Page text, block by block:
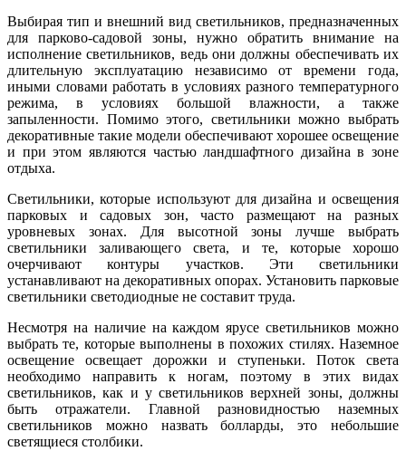
Выбирая тип и внешний вид светильников, предназначенных
для парково-садовой зоны, нужно обратить внимание на
исполнение светильников, ведь они должны обеспечивать их
длительную эксплуатацию независимо от времени года,
иными словами работать в условиях разного температурного
режима, в условиях большой влажности, а также
запыленности. Помимо этого, светильники можно выбрать
декоративные такие модели обеспечивают хорошее освещение
и при этом являются частью ландшафтного дизайна в зоне
отдыха.
Светильники, которые используют для дизайна и освещения
парковых и садовых зон, часто размещают на разных
уровневых зонах. Для высотной зоны лучше выбрать
светильники заливающего света, и те, которые хорошо
очерчивают контуры участков. Эти светильники
устанавливают на декоративных опорах. Установить парковые
светильники светодиодные не составит труда.
Несмотря на наличие на каждом ярусе светильников можно
выбрать те, которые выполнены в похожих стилях. Наземное
освещение освещает дорожки и ступеньки. Поток света
необходимо направить к ногам, поэтому в этих видах
светильников, как и у светильников верхней зоны, должны
быть отражатели. Главной разновидностью наземных
светильников можно назвать болларды, это небольшие
светящиеся столбики.